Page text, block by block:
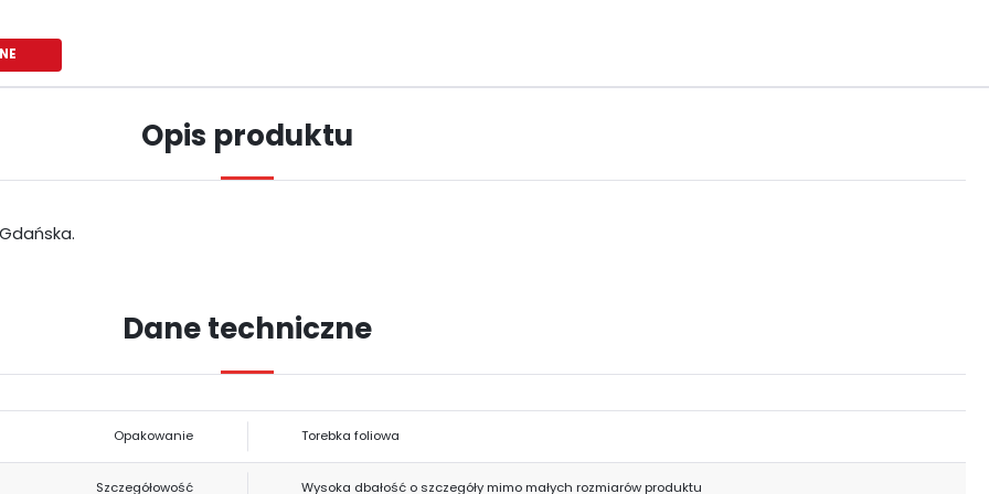
Opis produktu
Dane techniczne
Opakowanie Torebka foliowa
Szczegółowość Wysoka dbałość o szczegóły mimo małych rozmiarów produktu
Szanujemy Twoją prywatność. Możesz zmienić ustawienia cookies lub
zaakceptować je wszystkie. W dowolnym momencie możesz dokonać zmiany
ustawień.
USTAWIENIA REGIONALNE